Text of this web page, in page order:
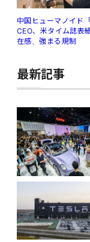
中国ヒューマノイド
CEO、米タイム誌
在感、強まる規制
最新記事